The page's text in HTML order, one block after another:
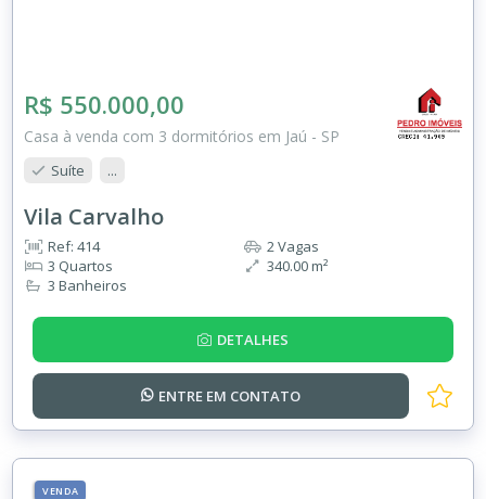
R$ 550.000,00
Casa à venda com 3 dormitórios em Jaú - SP
Suíte ...
Vila Carvalho
Ref: 414
3 Quartos
3 Banheiros
2 Vagas
340.00 m²
DETALHES
ENTRE EM CONTATO
VENDA